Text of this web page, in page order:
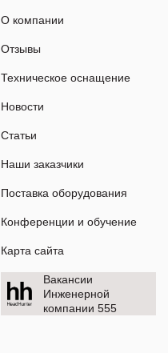
О компании
Отзывы
Техническое оснащение
Новости
Статьи
Наши заказчики
Поставка оборудования
Конференции и обучение
Карта сайта
Вакансии
Инженерной
компании 555